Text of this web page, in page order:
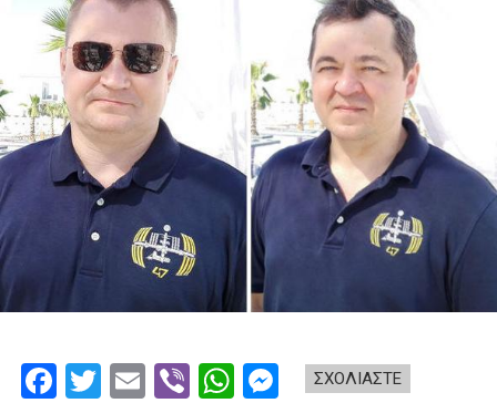
ΣΧΟΛΙΑΣΤΕ
F
T
E
Vi W